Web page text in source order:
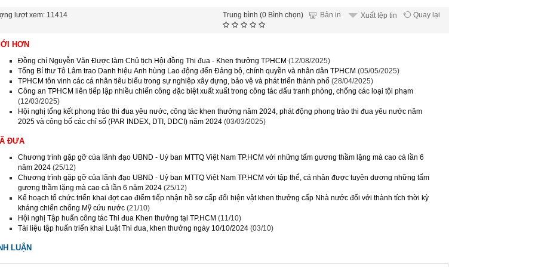
lượt xem: 11414 Quay lại
Xuất tệp tin
Bản in
Trung bình (0 Bình chọn)
HƠN
Đồng chí Nguyễn Văn Được làm Chủ tịch Hội đồng Thi đua - Khen thưởng TPHCM(12/08/2025)
Tổng Bí thư Tô Lâm trao Danh hiệu Anh hùng Lao động đến Đảng bộ, chính quyền và nhân dân TPHCM(05/05/2025)
TPHCM tôn vinh các cá nhân tiêu biểu trong sự nghiệp xây dựng, bảo vệ và phát triển thành phố(28/04/2025)
Công an TPHCM liên tiếp lập nhiều chiến công đặc biệt xuất xuất trong công tác đấu tranh phòng, chống các loại tội phạm
(12/03/2025)
Hội nghị tổng kết phong trào thi đua yêu nước, công tác khen thưởng năm 2024, phát động phong trào thi đua yêu nước năm
2025 và công bố các chỉ số (PAR INDEX, DTI, DDCI) năm 2024(03/03/2025)
ĐƯA
Chương trình gặp gỡ của lãnh đạo UBND - Uỷ ban MTTQ Việt Nam TP.HCM với những tấm gương thầm lặng mà cao cả lần 6
năm 2024(25/12)
Chương trình gặp gỡ của lãnh đạo UBND - Uỷ ban MTTQ Việt Nam TP.HCM với tập thể, cá nhân được tuyên dương những tấm
gương thầm lặng mà cao cả lần 6 năm 2024(25/12)
Kế hoạch tổ chức triển khai đợt cao điểm tiếp nhận hồ sơ cấp đổi hiện vật khen thưởng cấp Nhà nước đối với thành tích thời kỳ
kháng chiến chống Mỹ cứu nước(21/10)
Hội nghị Tập huấn công tác Thi đua Khen thưởng tại TP.HCM(11/10)
Tài liệu tập huấn triển khai Luật Thi đua, khen thưởng ngày 10/10/2024(03/10)
LUẬN